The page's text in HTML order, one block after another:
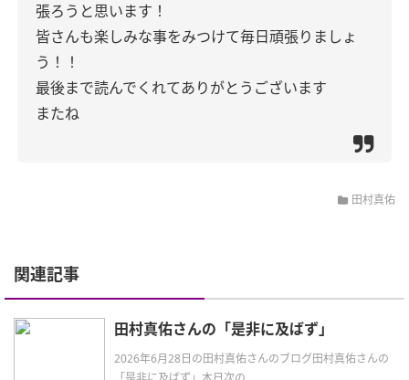
張ろうと思います！
皆さんも楽しみな事をみつけて毎日頑張りましょ
う！！
最後まで読んでくれてありがとうございます
またね
田村真佑
関連記事
田村真佑さんの「是非に及ばず」
2026年6月28日の田村真佑さんのブログ田村真佑さんの